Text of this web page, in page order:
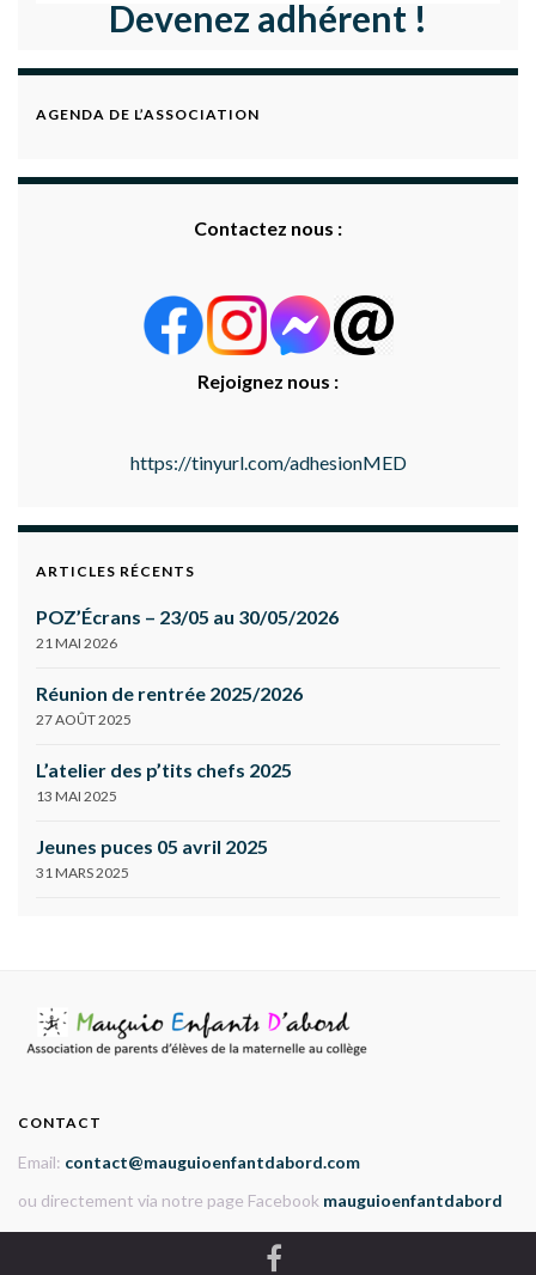
Devenez adhérent !
AGENDA DE L’ASSOCIATION
Contactez nous :
Rejoignez nous :
https://tinyurl.com/adhesionMED
ARTICLES RÉCENTS
POZ’Écrans – 23/05 au 30/05/2026
21 MAI 2026
Réunion de rentrée 2025/2026
27 AOÛT 2025
L’atelier des p’tits chefs 2025
13 MAI 2025
Jeunes puces 05 avril 2025
31 MARS 2025
CONTACT
Email: contact@mauguioenfantdabord.com
ou directement via notre page Facebook mauguioenfantdabord